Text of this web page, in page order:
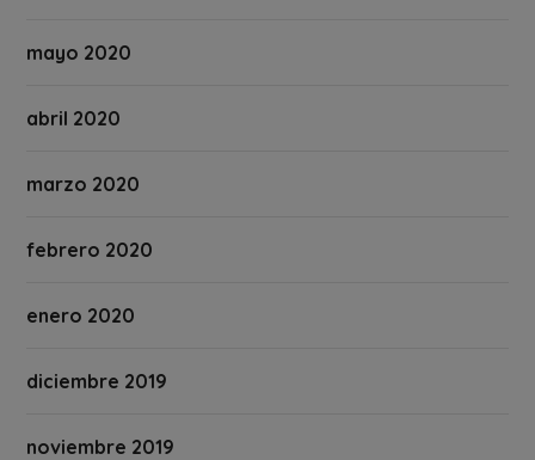
mayo 2020
abril 2020
marzo 2020
febrero 2020
enero 2020
diciembre 2019
noviembre 2019